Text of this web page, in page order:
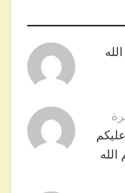
الله